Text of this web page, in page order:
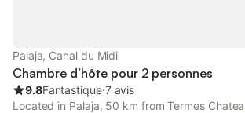
Palaja, Canal du Midi
Chambre d’hôte pour 2 personnes
9.8Fantastique⋅7 avis
Located in Palaja, 50 km from Termes